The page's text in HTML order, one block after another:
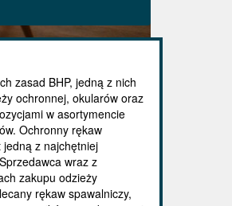
zasad BHP, jedną z nich
ochronnej, okularów oraz
w asortymencie
Ochronny rękaw
z najchętniej
wraz z
zakupu odzieży
rękaw spawalniczy,